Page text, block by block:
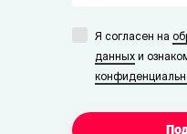
Я согласен на
данных и